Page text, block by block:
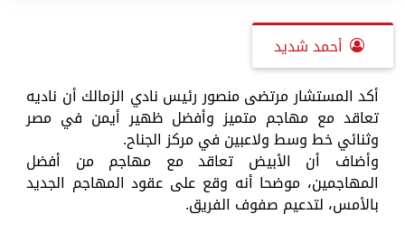
أحمد شديد
أكد المستشار مرتضى منصور رئيس نادي الزمالك أن ناديه
تعاقد مع مهاجم متميز وأفضل ظهير أيمن في مصر
وثنائي خط وسط ولاعبين في مركز الجناح.
وأضاف أن الأبيض تعاقد مع مهاجم من أفضل
المهاجمين، موضحا أنه وقع على عقود المهاجم الجديد
بالأمس، لتدعيم صفوف الفريق.